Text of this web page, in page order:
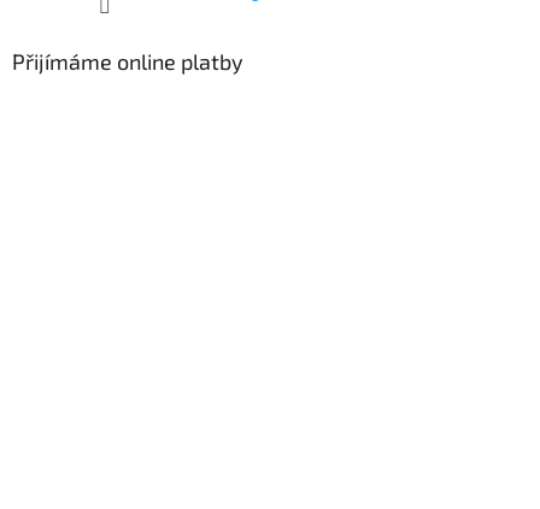
Přijímáme online platby